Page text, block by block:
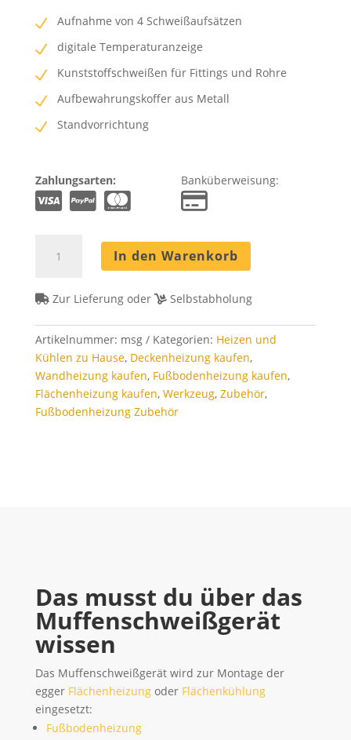
Aufnahme von 4 Schweißaufsätzen
digitale Temperaturanzeige
Kunststoffschweißen für Fittings und Rohre
Aufbewahrungskoffer aus Metall
Standvorrichtung
Zahlungsarten: Banküberweisung:
Muffenschweißgerät
Menge
In den Warenkorb
Zur Lieferung oder Selbstabholung
Artikelnummer: msg Kategorien: Heizen und
Kühlen zu Hause, Deckenheizung kaufen,
Wandheizung kaufen, Fußbodenheizung kaufen,
Flächenheizung kaufen, Werkzeug, Zubehör,
Fußbodenheizung Zubehör
Das musst du über das
Muffenschweißgerät
wissen
Das Muffenschweißgerät wird zur Montage der
egger Flächenheizungoder Flächenkühlung
eingesetzt:
Fußbodenheizung